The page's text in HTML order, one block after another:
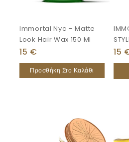
Immortal Nyc – Matte
Look Hair Wax 150 Ml
15 €
Προσθήκη Στο Καλάθι
15